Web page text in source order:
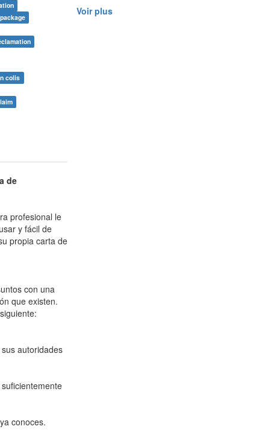
colis
de
profesional le
y fácil de
propia carta de
con una
que existen.
autoridades
conoces.
Voir plus